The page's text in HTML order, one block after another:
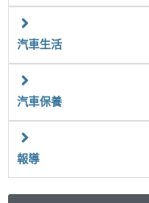
汽車生活
汽車保養
報導